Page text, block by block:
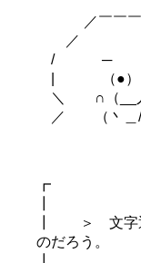
／￣￣￣
／
/ ─ ─
| （●）
＼ ∩（__人
／ （丶＿
┏
┃ ＞ 文字通
のだろう。